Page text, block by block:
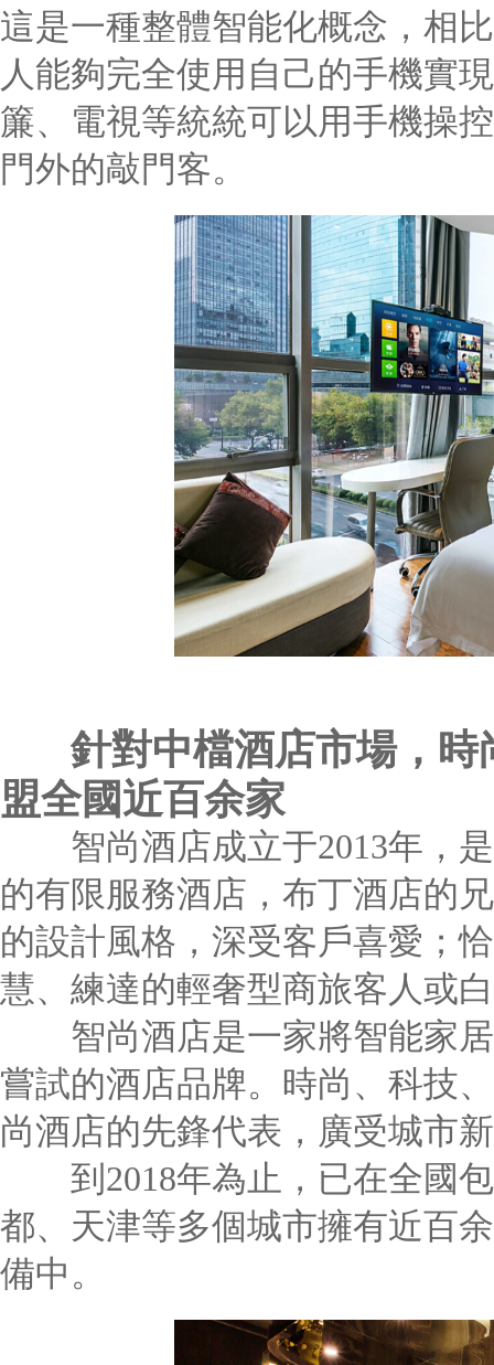
這是一種整體智能化概念，相
人能夠完全使用自己的手機實
簾、電視等統統可以用手機操控
門外的敲門客。
針對中檔酒店市場，
盟全國近百余家
智尚酒店成立于2013年
的有限服務酒店，布丁酒店
的設計風格，深受客戶喜愛
慧、練達的輕奢型商旅客人
智尚酒店是一家將智能家居
嘗試的酒店品牌。時尚、科技
尚酒店的先鋒代表，廣受城市新銳
到2018年為止，已在全國包括
都、天津等多個城市擁有近百余
備中。